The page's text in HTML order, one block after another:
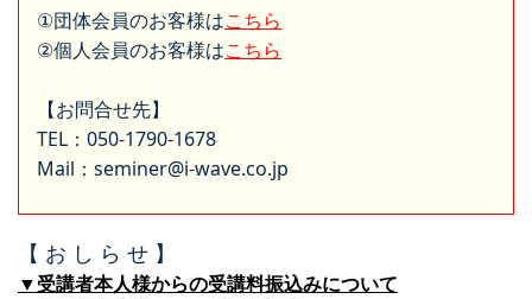
①団体会員のお客様はこちら
②個人会員のお客様はこちら
【お問合せ先】
TEL：050-1790-1678
Mail：seminer@i-wave.co.jp
【 お し ら せ 】
▼受講者本人様からの受講料振込みについて